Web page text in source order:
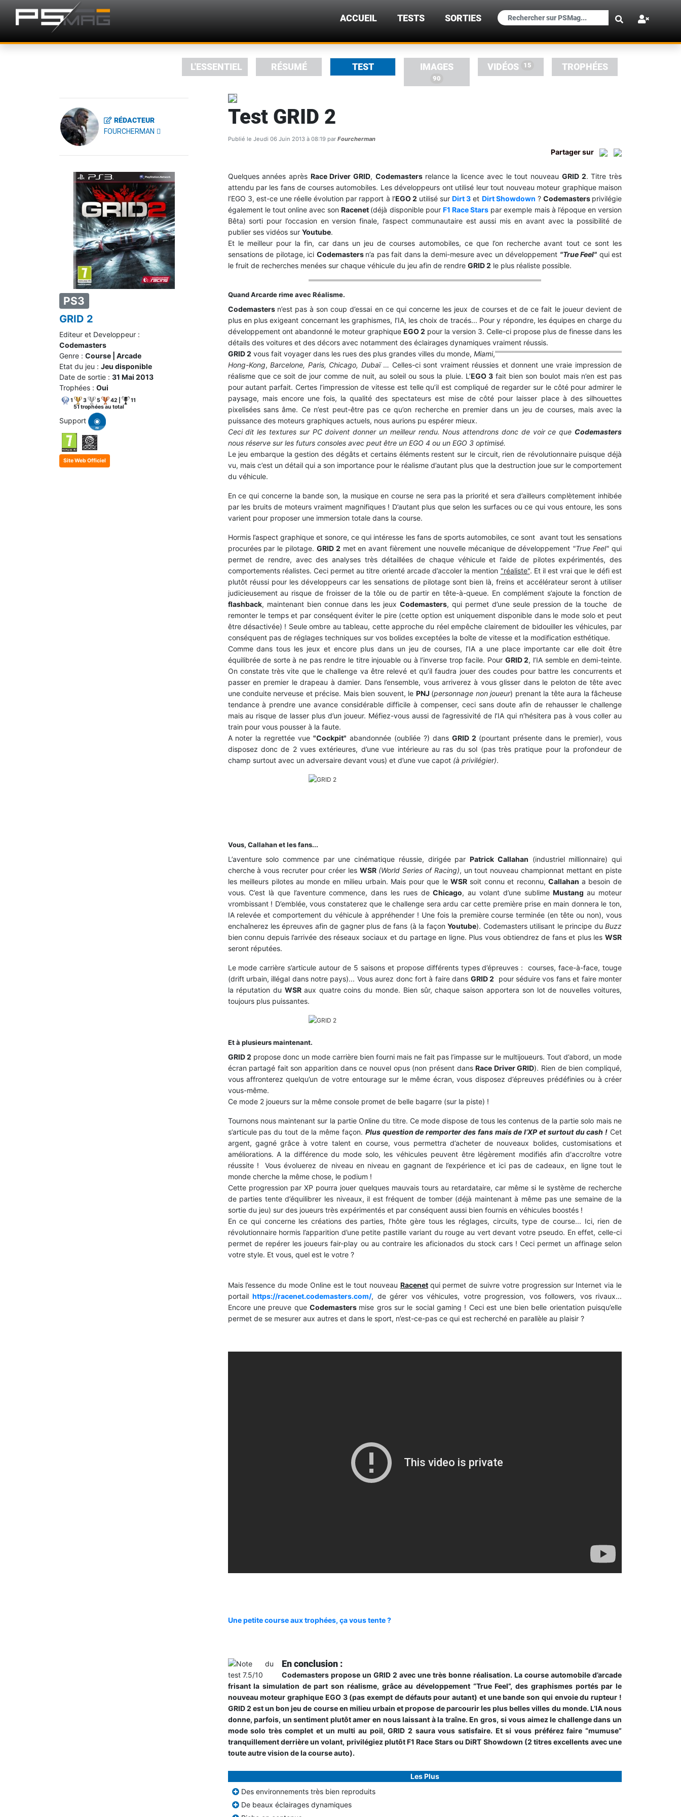
×
ACCUEIL TESTS SORTIES
L'ESSENTIEL RÉSUMÉ TEST IMAGES
90
VIDÉOS 15 TROPHÉES
RÉDACTEUR
FOURCHERMAN
PS3
GRID 2
Editeur et Developpeur :
Codemasters
Genre : Course | Arcade
Etat du jeu : Jeu disponible
Date de sortie : 31 Mai 2013
Trophées : Oui
1 3 5 42 |
11
51 trophées au total
Support
Site Web Officiel
Test GRID 2
Publié le Jeudi 06 Juin 2013 à 08:19 par Fourcherman
Partager sur
Quelques années après Race Driver GRID, Codemasters relance la licence avec le tout nouveau GRID 2. Titre très
attendu par les fans de courses automobiles. Les développeurs ont utilisé leur tout nouveau moteur graphique maison
l’EGO 3, est-ce une réelle évolution par rapport à l’EGO 2 utilisé surDirt 3 et Dirt Showdown ? Codemasters privilégie
également le tout online avec sonRacenet (déjà disponible pour F1 Race Stars par exemple mais à l’époque en version
Bêta) sorti pour l’occasion en version finale, l’aspect communautaire est aussi mis en avant avec la possibilité de
publier ses vidéos sur Youtube.
Et le meilleur pour la fin, car dans un jeu de courses automobiles, ce que l’on recherche avant tout ce sont les
sensations de pilotage, ici Codemasters n’a pas fait dans la demi-mesure avec un développement "True Feel" qui est
le fruit de recherches menées sur chaque véhicule du jeu afin de rendre GRID 2 le plus réaliste possible.
Quand Arcarde rime avec Réalisme.
Codemasters n’est pas à son coup d’essai en ce qui concerne les jeux de courses et de ce fait le joueur devient de
plus en plus exigeant concernant les graphismes, l’IA, les choix de tracés... Pour y répondre, les équipes en charge du
développement ont abandonné le moteur graphique EGO 2 pour la version 3. Celle-ci propose plus de finesse dans les
détails des voitures et des décors avec notamment des éclairages dynamiques vraiment réussis.
GRID 2 vous fait voyager dans les rues des plus grandes villes du monde,Miami,
Hong-Kong, Barcelone, Paris, Chicago, Dubaï… Celles-ci sont vraiment réussies et donnent une vraie impression de
réalisme que ce soit de jour comme de nuit, au soleil ou sous la pluie. L’EGO 3fait bien son boulot mais n’en est pas
pour autant parfait. Certes l’impression de vitesse est telle qu’il est compliqué de regarder sur le côté pour admirer le
paysage, mais encore une fois, la qualité des spectateurs est mise de côté pour laisser place à des silhouettes
pixelisées sans âme. Ce n’est peut-être pas ce qu’on recherche en premier dans un jeu de courses, mais avec la
puissance des moteurs graphiques actuels, nous aurions pu espérer mieux.
Ceci dit les textures sur PC doivent donner un meilleur rendu. Nous attendrons donc de voir ce que Codemasters
nous réserve sur les futurs consoles avec peut être un EGO 4 ou un EGO 3 optimisé.
Le jeu embarque la gestion des dégâts et certains éléments restent sur le circuit, rien de révolutionnaire puisque déjà
vu, mais c’est un détail qui a son importance pour le réalisme d’autant plus que la destruction joue sur le comportement
du véhicule.
En ce qui concerne la bande son, la musique en course ne sera pas la priorité et sera d’ailleurs complètement inhibée
par les bruits de moteurs vraiment magnifiques ! D’autant plus que selon les surfaces ou ce qui vous entoure, les sons
varient pour proposer une immersion totale dans la course.
Hormis l’aspect graphique et sonore, ce qui intéresse les fans de sports automobiles, ce sont avant tout les sensations
procurées par le pilotage. GRID 2 met en avant fièrement une nouvelle mécanique de développement "True Feel" qui
permet de rendre, avec des analyses très détaillées de chaque véhicule et l’aide de pilotes expérimentés, des
comportements réalistes. Ceci permet au titre orienté arcade d’accoler la mention "réaliste". Et il est vrai que le défi est
plutôt réussi pour les développeurs car les sensations de pilotage sont bien là, freins et accélérateur seront à utiliser
judicieusement au risque de froisser de la tôle ou de partir en tête-à-queue. En complément s’ajoute la fonction de
flashback, maintenant bien connue dans les jeux Codemasters, qui permet d’une seule pression de la touche
de
remonter le temps et par conséquent éviter le pire (cette option est uniquement disponible dans le mode solo et peut
être désactivée) ! Seule ombre au tableau, cette approche du réel empêche clairement de bidouiller les véhicules, par
conséquent pas de réglages techniques sur vos bolides exceptées la boîte de vitesse et la modification esthétique.
Comme dans tous les jeux et encore plus dans un jeu de courses, l’IA a une place importante car elle doit être
équilibrée de sorte à ne pas rendre le titre injouable ou à l’inverse trop facile. Pour GRID 2, l’IA semble en demi-teinte.
On constate très vite que le challenge va être relevé et qu’il faudra jouer des coudes pour battre les concurrents et
passer en premier le drapeau à damier. Dans l’ensemble, vous arriverez à vous glisser dans le peloton de tête avec
une conduite nerveuse et précise. Mais bien souvent, le PNJ (personnage non joueur) prenant la tête aura la fâcheuse
tendance à prendre une avance considérable difficile à compenser, ceci sans doute afin de rehausser le challenge
mais au risque de lasser plus d’un joueur. Méfiez-vous aussi de l’agressivité de l’IA qui n’hésitera pas à vous coller au
train pour vous pousser à la faute.
A noter la regrettée vue"Cockpit" abandonnée (oubliée ?) dans GRID 2 (pourtant présente dans le premier), vous
disposez donc de 2 vues extérieures, d’une vue intérieure au ras du sol (pas très pratique pour la profondeur de
champ surtout avec un adversaire devant vous) et d’une vue capot (à privilégier).
Vous, Callahan et les fans...
L’aventure solo commence par une cinématique réussie, dirigée parPatrick Callahan (industriel millionnaire) qui
cherche à vous recruter pour créer les WSR (World Series of Racing), un tout nouveau championnat mettant en piste
les meilleurs pilotes au monde en milieu urbain. Mais pour que leWSR soit connu et reconnu,Callahan a besoin de
vous. C’est là que l’aventure commence, dans les rues deChicago, au volant d’une sublimeMustangau moteur
vrombissant ! D’emblée, vous constaterez que le challenge sera ardu car cette première prise en main donnera le ton,
IA relevée et comportement du véhicule à appréhender ! Une fois la première course terminée (en tête ou non), vous
enchaînerez les épreuves afin de gagner plus de fans (à la façonYoutube). Codemasters utilisant le principe duBuzz
bien connu depuis l’arrivée des réseaux sociaux et du partage en ligne. Plus vous obtiendrez de fans et plus les WSR
seront réputées.
Le mode carrière s’articule autour de 5 saisons et propose différents types d’épreuves : courses, face-à-face, touge
(drift urbain, illégal dans notre pays)... Vous aurez donc fort à faire dans GRID 2 pour séduire vos fans et faire monter
la réputation du WSR aux quatre coins du monde. Bien sûr, chaque saison apportera son lot de nouvelles voitures,
toujours plus puissantes.
Et à plusieurs maintenant.
GRID 2 propose donc un mode carrière bien fourni mais ne fait pas l’impasse sur le multijoueurs. Tout d’abord, un mode
écran partagé fait son apparition dans ce nouvel opus (non présent dansRace Driver GRID). Rien de bien compliqué,
vous affronterez quelqu’un de votre entourage sur le même écran, vous disposez d’épreuves prédéfinies ou à créer
vous-même.
Ce mode 2 joueurs sur la même console promet de belle bagarre (sur la piste) !
Tournons nous maintenant sur la partie Online du titre. Ce mode dispose de tous les contenus de la partie solo mais ne
s’articule pas du tout de la même façon. Plus question de remporter des fans mais de l’XP et surtout du cash ! Cet
argent, gagné grâce à votre talent en course, vous permettra d’acheter de nouveaux bolides, customisations et
améliorations. A la différence du mode solo, les véhicules peuvent être légèrement modifiés afin d'accroître votre
réussite ! Vous évoluerez de niveau en niveau en gagnant de l’expérience et ici pas de cadeaux, en ligne tout le
monde cherche la même chose, le podium !
Cette progression par XP pourra jouer quelques mauvais tours au retardataire, car même si le système de recherche
de parties tente d’équilibrer les niveaux, il est fréquent de tomber (déjà maintenant à même pas une semaine de la
sortie du jeu) sur des joueurs très expérimentés et par conséquent aussi bien fournis en véhicules boostés !
En ce qui concerne les créations des parties, l’hôte gère tous les réglages, circuits, type de course... Ici, rien de
révolutionnaire hormis l’apparition d’une petite pastille variant du rouge au vert devant votre pseudo. En effet, celle-ci
permet de repérer les joueurs fair-play ou au contraire les aficionados du stock cars ! Ceci permet un affinage selon
votre style. Et vous, quel est le votre ?
Mais l’essence du mode Online est le tout nouveau Racenet qui permet de suivre votre progression sur Internet via le
portail https://racenet.codemasters.com/, de gérer vos véhicules, votre progression, vos followers, vos rivaux...
Encore une preuve que Codemasters mise gros sur le social gaming ! Ceci est une bien belle orientation puisqu’elle
permet de se mesurer aux autres et dans le sport, n’est-ce-pas ce qui est recherché en parallèle au plaisir ?
Une petite course aux trophées, ça vous tente ?
En conclusion :
Codemasters propose un GRID 2 avec une très bonne réalisation. La course automobile d’arcade
frisant la simulation de part son réalisme, grâce au développement “True Feel”, des graphismes portés par le
nouveau moteur graphique EGO 3 (pas exempt de défauts pour autant) et une bande son qui envoie du rupteur !
GRID 2 est un bon jeu de course en milieu urbain et propose de parcourir les plus belles villes du monde. L’IA nous
donne, parfois, un sentiment plutôt amer en nous laissant à la traîne. En gros, si vous aimez le challenge dans un
mode solo très complet et un multi au poil, GRID 2 saura vous satisfaire. Et si vous préférez faire “mumuse”
tranquillement derrière un volant, privilégiez plutôt F1 Race Stars ou DiRT Showdown (2 titres excellents avec une
toute autre vision de la course auto).
Les Plus
Des environnements très bien reproduits
De beaux éclairages dynamiques